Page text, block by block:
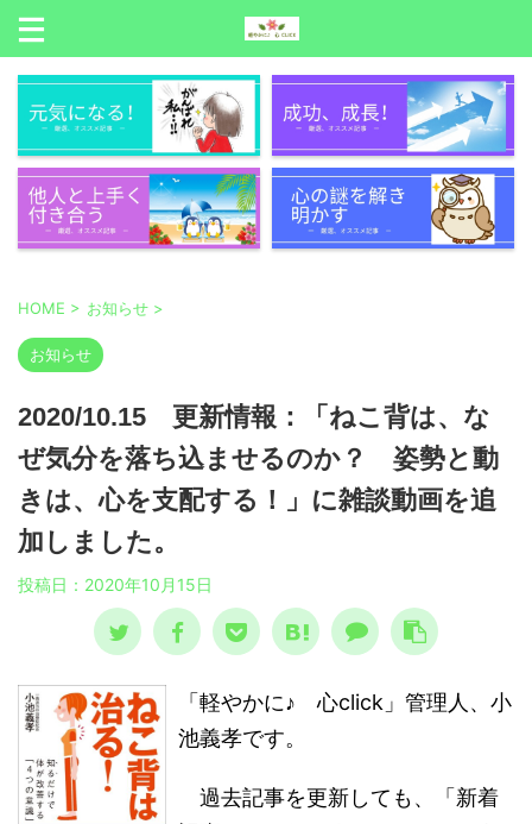
HOME > お知らせ >
お知らせ
2020/10.15 更新情報：「ねこ背は、な
ぜ気分を落ち込ませるのか？ 姿勢と動
きは、心を支配する！」に雑談動画を追
加しました。
投稿日： 2020年10月15日
「軽やかに♪ 心click」管理人、小
池義孝です。
過去記事を更新しても、「新着